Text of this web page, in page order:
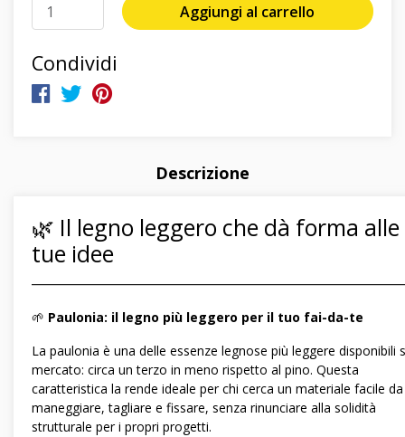
Aggiungi al carrello
Condividi
Descrizione
🌿 Il legno leggero che dà forma alle
tue idee
🌱 Paulonia: il legno più leggero per il tuo fai-da-te
La paulonia è una delle essenze legnose più leggere disponibili
mercato: circa un terzo in meno rispetto al pino. Questa
caratteristica la rende ideale per chi cerca un materiale facile da
maneggiare, tagliare e fissare, senza rinunciare alla solidità
strutturale per i propri progetti.